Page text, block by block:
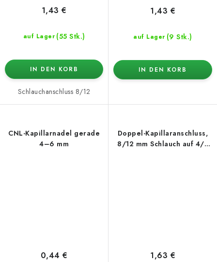
auf Lager (55 Stk.)
1,43 €
IN DEN KORB
Schlauchanschluss 8/12
auf Lager (9 Stk.)
1,43 €
IN DEN KORB
CNL-Kapillarnadel gerade
4–6 mm
0,44 €
Doppel-Kapillaranschluss,
8/12 mm Schlauch auf 4/7
1,63 €